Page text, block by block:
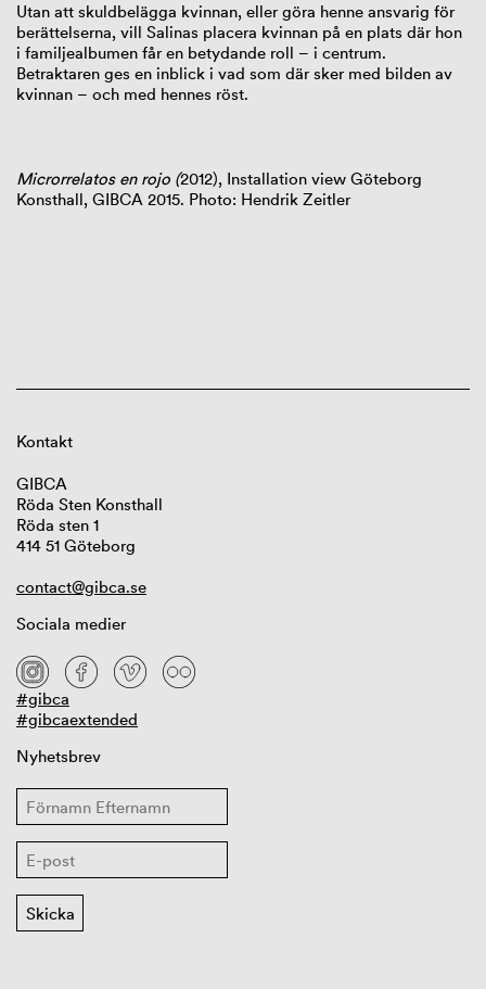
Utan att skuldbelägga kvinnan, eller göra henne ansvarig för
berättelserna, vill Salinas placera kvinnan på en plats där hon
i familjealbumen får en betydande roll – i centrum.
Betraktaren ges en inblick i vad som där sker med bilden av
kvinnan – och med hennes röst.
Microrrelatos en rojo (2012), Installation view Göteborg
Konsthall, GIBCA 2015. Photo: Hendrik Zeitler
Kontakt
GIBCA
Röda Sten Konsthall
Röda sten 1
414 51 Göteborg
contact@gibca.se
Sociala medier
#gibca
#gibcaextended
Nyhetsbrev